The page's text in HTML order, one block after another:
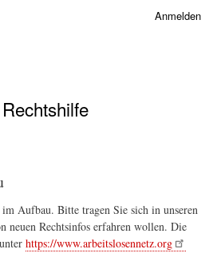
Anmelden
Aufbau. Bitte tragen Sie sich in unseren
neuen Rechtsinfos erfahren wollen. Die
https://www.arbeitslosennetz.org